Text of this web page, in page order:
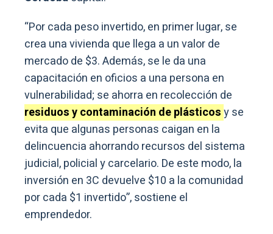
“Por cada peso invertido, en primer lugar, se
crea una vivienda que llega a un valor de
mercado de $3. Además, se le da una
capacitación en oficios a una persona en
vulnerabilidad; se ahorra en recolección de
residuos y contaminación de plásticosy se
evita que algunas personas caigan en la
delincuencia ahorrando recursos del sistema
judicial, policial y carcelario. De este modo, la
inversión en 3C devuelve $10 a la comunidad
por cada $1 invertido”, sostiene el
emprendedor.